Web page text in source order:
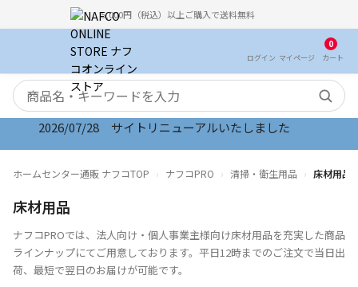
5,000円（税込）以上ご購入で送料無料
ログイン マイ ページ
0
カート
検索キーワード
2026/08/06 オンラインストア お盆期間のご注文・配送
2026/07/28 サイトリニューアルいたしました
ホームセンター通販 ナフコTOP ナフコPRO 清掃・衛生用品 床材用品
床材用品
ナフコPROでは、法人向け・個人事業主様向け床材用品を充実した商品
ラインナップにてご用意しております。平日12時までのご注文で当日出
荷、最短で翌日のお届けが可能です。